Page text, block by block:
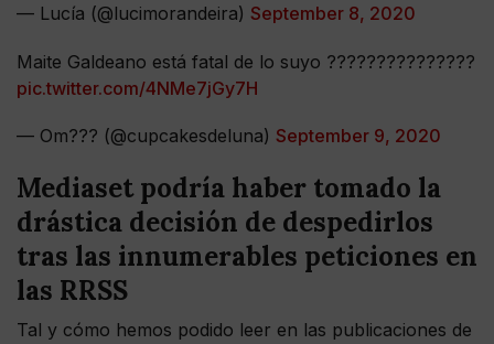
— Lucía (@lucimorandeira) September 8, 2020
Maite Galdeano está fatal de lo suyo ???????????????
pic.twitter.com/4NMe7jGy7H
— Om??? (@cupcakesdeluna) September 9, 2020
Mediaset podría haber tomado la
drástica decisión de despedirlos
tras las innumerables peticiones en
las RRSS
Tal y cómo hemos podido leer en las publicaciones de